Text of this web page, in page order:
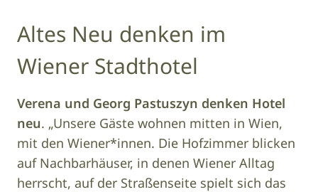
Altes Neu denken im
Wiener Stadthotel
Verena und Georg Pastuszyn denken Hotel
neu. „Unsere Gäste wohnen mitten in Wien,
mit den Wiener*innen. Die Hofzimmer blicken
auf Nachbarhäuser, in denen Wiener Alltag
herrscht, auf der Straßenseite spielt sich das